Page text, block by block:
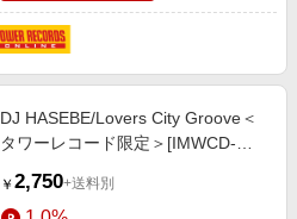
DJ HASEBE/Lovers City Groove＜
タワーレコード限定＞[IMWCD-
￥ 2,750+送料別